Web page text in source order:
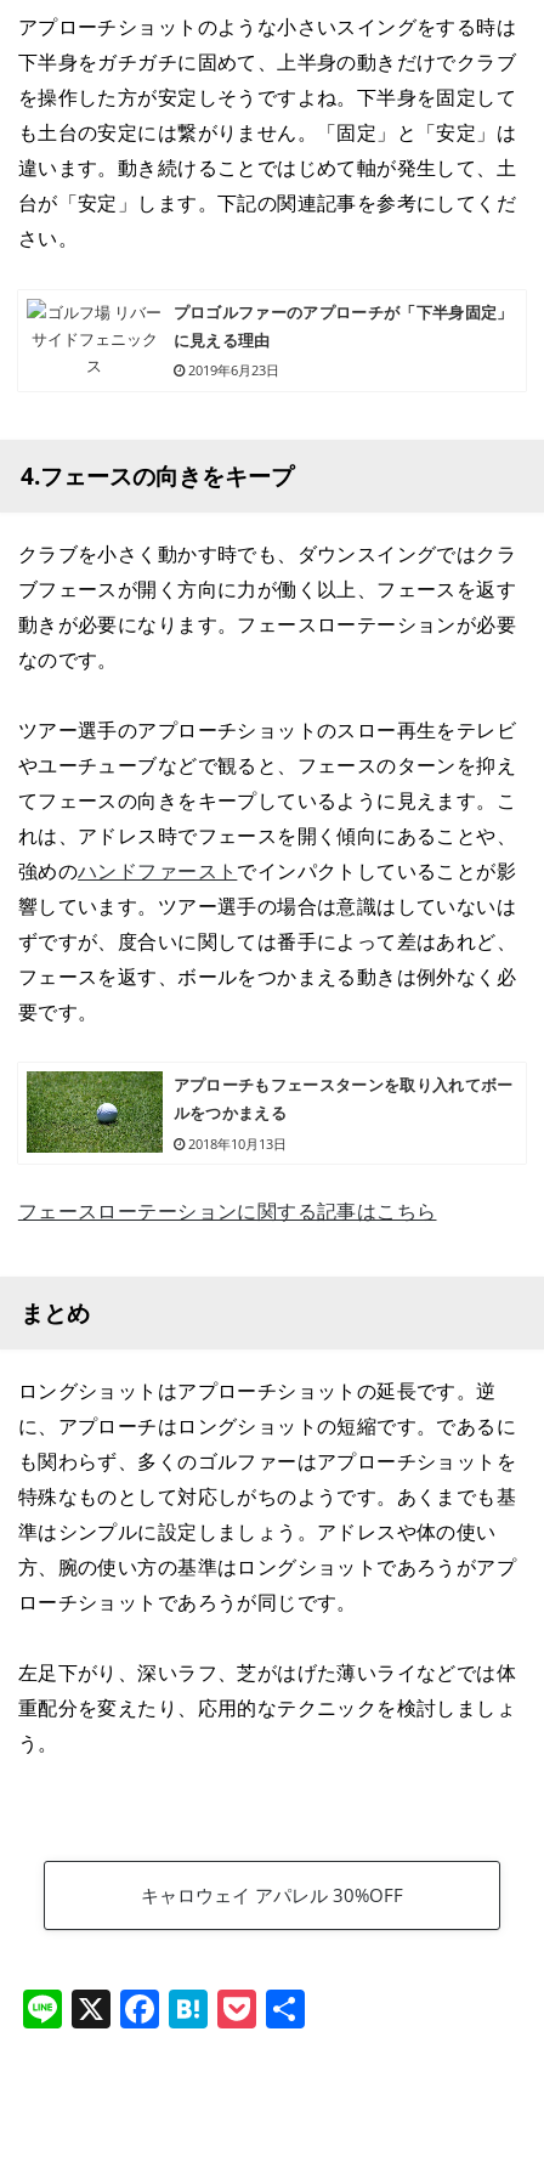
アプローチショットのような小さいスイングをする時は
下半身をガチガチに固めて、上半身の動きだけでクラブ
を操作した方が安定しそうですよね。下半身を固定して
も土台の安定には繋がりません。「固定」と「安定」は
違います。動き続けることではじめて軸が発生して、土
台が「安定」します。下記の関連記事を参考にしてくだ
さい。
プロゴルファーのアプローチが「下半身固定」
に見える理由
2019年6月23日
4.フェースの向きをキープ
クラブを小さく動かす時でも、ダウンスイングではクラ
ブフェースが開く方向に力が働く以上、フェースを返す
動きが必要になります。フェースローテーションが必要
なのです。
ツアー選手のアプローチショットのスロー再生をテレビ
やユーチューブなどで観ると、フェースのターンを抑え
てフェースの向きをキープしているように見えます。こ
れは、アドレス時でフェースを開く傾向にあることや、
強めのハンドファースト でインパクトしていることが影
響しています。ツアー選手の場合は意識はしていないは
ずですが、度合いに関しては番手によって差はあれど、
フェースを返す、ボールをつかまえる動きは例外なく必
要です。
アプローチもフェースターンを取り入れてボー
ルをつかまえる
2018年10月13日
フェースローテーションに関する記事はこちら
まとめ
ロングショットはアプローチショットの延長です。逆
に、アプローチはロングショットの短縮です。であるに
も関わらず、多くのゴルファーはアプローチショットを
特殊なものとして対応しがちのようです。あくまでも基
準はシンプルに設定しましょう。アドレスや体の使い
方、腕の使い方の基準はロングショットであろうがアプ
ローチショットであろうが同じです。
左足下がり、深いラフ、芝がはげた薄いライなどでは体
重配分を変えたり、応用的なテクニックを検討しましょ
う。
キャロウェイ アパレル 30%OFF
Li X F H P 共